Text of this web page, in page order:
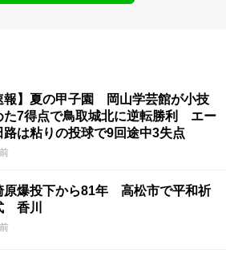
報】夏の甲子園 岡山学芸館が小技
た7得点で鳥取城北に逆転勝利 エー
路は粘りの投球で9回途中3失点
原爆投下から81年 高松市で平和祈
香川